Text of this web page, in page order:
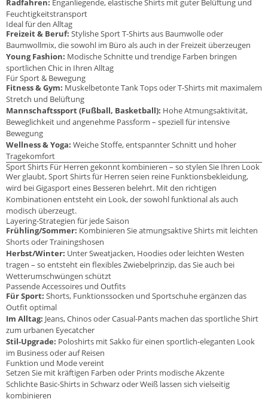
Radfahren: Enganliegende, elastische Shirts mit guter Belüftung und
Feuchtigkeitstransport
Ideal für den Alltag
Freizeit & Beruf: Stylishe Sport T-Shirts aus Baumwolle oder
Baumwollmix, die sowohl im Büro als auch in der Freizeit überzeugen
Young Fashion: Modische Schnitte und trendige Farben bringen
sportlichen Chic in Ihren Alltag
Für Sport & Bewegung
Fitness & Gym: Muskelbetonte Tank Tops oder T-Shirts mit maximalem
Stretch und Belüftung
Mannschaftssport (Fußball, Basketball): Hohe Atmungsaktivität,
Beweglichkeit und angenehme Passform – speziell für intensive
Bewegung
Wellness & Yoga: Weiche Stoffe, entspannter Schnitt und hoher
Tragekomfort
Sport Shirts Für Herren gekonnt kombinieren – so stylen Sie Ihren Look
Wer glaubt, Sport Shirts für Herren seien reine Funktionsbekleidung,
wird bei Gigasport eines Besseren belehrt. Mit den richtigen
Kombinationen entsteht ein Look, der sowohl funktional als auch
modisch überzeugt.
Layering-Strategien für jede Saison
Frühling/Sommer: Kombinieren Sie atmungsaktive Shirts mit leichten
Shorts oder Trainingshosen
Herbst/Winter: Unter Sweatjacken, Hoodies oder leichten Westen
tragen – so entsteht ein flexibles Zwiebelprinzip, das Sie auch bei
Wetterumschwüngen schützt
Passende Accessoires und Outfits
Für Sport: Shorts, Funktionssocken und Sportschuhe ergänzen das
Outfit optimal
Im Alltag: Jeans, Chinos oder Casual-Pants machen das sportliche Shirt
zum urbanen Eyecatcher
Stil-Upgrade: Poloshirts mit Sakko für einen sportlich-eleganten Look
im Business oder auf Reisen
Funktion und Mode vereint
Setzen Sie mit kräftigen Farben oder Prints modische Akzente
Schlichte Basic-Shirts in Schwarz oder Weiß lassen sich vielseitig
kombinieren